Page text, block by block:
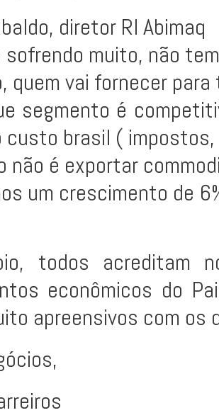
diretor RI Abimaq
muito, não
quem vai fornecer
segmento é
custo brasil (
não é exportar
um crescimento de
todos acreditam
econômicos do
apreensivos com os